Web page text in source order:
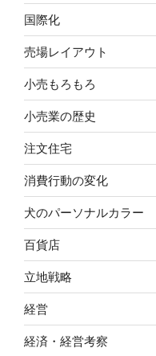
国際化
売場レイアウト
小売もろもろ
小売業の歴史
注文住宅
消費行動の変化
犬のパーソナルカラー
百貨店
立地戦略
経営
経済・経営考察